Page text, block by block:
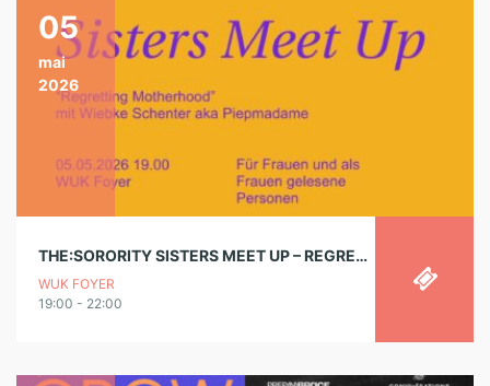
05
mai
2026
THE:SORORITY SISTERS MEET UP – REGRETTING MOTHERHOOD
WUK FOYER
19:00 - 22:00